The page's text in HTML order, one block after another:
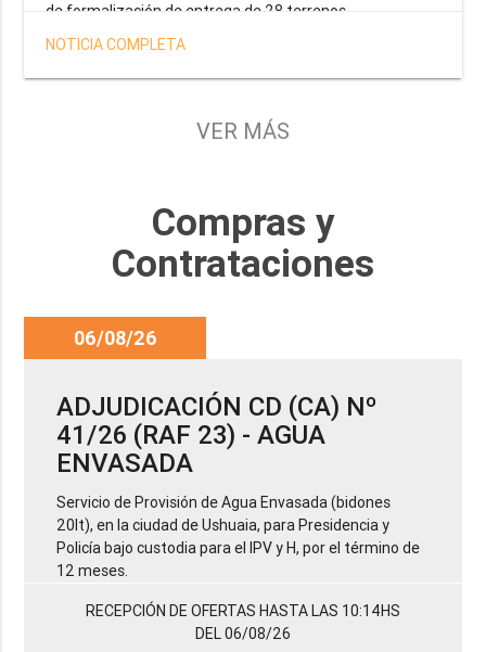
de formalización de entrega de 28 terrenos
correspondientes a la operatoria especial anunciada por
el Gobernador Gustavo Melella, la cual tiene como
objetivo brindar una solución habitacional a docentes,
Provincia y del Servicio Penitenciario.
NOTICIA COMPLETA
VER MÁS
Compras y
Contrataciones
06/08/26
ADJUDICACIÓN CD (CA) Nº
41/26 (RAF 23) - AGUA
ENVASADA
Servicio de Provisión de Agua Envasada (bidones
20lt), en la ciudad de Ushuaia, para Presidencia y
Policía bajo custodia para el IPV y H, por el término de
12 meses.
RECEPCIÓN DE OFERTAS HASTA LAS 10:14HS
DEL 06/08/26